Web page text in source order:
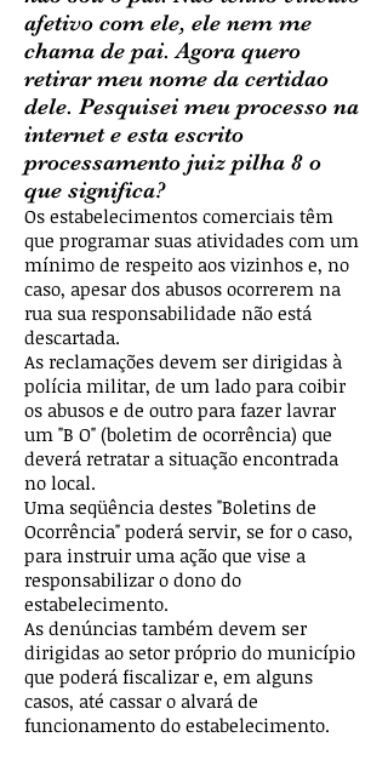
afetivo com ele, ele nem me
chama de pai. Agora quero
retirar meu nome da certidao
dele. Pesquisei meu processo na
internet e esta escrito
processamento juiz pilha 8 o
que significa?
Os estabelecimentos comerciais têm
que programar suas atividades com um
mínimo de respeito aos vizinhos e, no
caso, apesar dos abusos ocorrerem na
rua sua responsabilidade não está
descartada.
As reclamações devem ser dirigidas à
polícia militar, de um lado para coibir
os abusos e de outro para fazer lavrar
um "B O" (boletim de ocorrência) que
deverá retratar a situação encontrada
no local.
Uma seqüência destes "Boletins de
Ocorrência" poderá servir, se for o caso,
para instruir uma ação que vise a
responsabilizar o dono do
estabelecimento.
As denúncias também devem ser
dirigidas ao setor próprio do município
que poderá fiscalizar e, em alguns
casos, até cassar o alvará de
funcionamento do estabelecimento.